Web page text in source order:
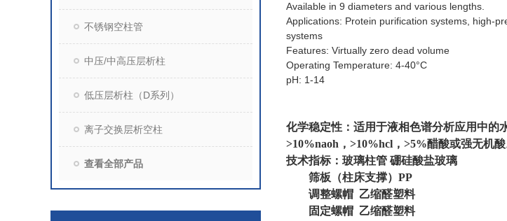
不锈钢空柱管
中压/中高压层析柱
低压层析柱（D系列）
离子交换层析空柱
查看全部产品
Available in 9 diameters and various lengths.
Applications: Protein purification systems, high-
systems
Features: Virtually zero dead volume
Operating Temperature: 4-40°C
pH: 1-14
化学稳定性：适用于液相色谱分析应用中的
>10%naoh，>10%hcl，>5%醋酸或强无机酸
技术指标：玻璃柱管 硼硅酸盐玻璃
筛板（柱床支撑）PP
调整螺帽 乙缩醛塑料
固定螺帽 乙缩醛塑料